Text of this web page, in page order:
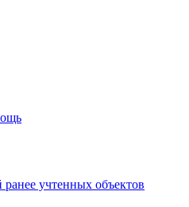
учтенных объектов